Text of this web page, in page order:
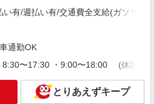
8ｈ可】障がい者デイサービス
格不問/経験不問
円〜2125円 ＜日払い有/週払い有/交
(ガソリン代含む)＞
辺
有/週払い有/交通費全支給(ガソリン
通勤OK
8:30〜17:30 ・9:00〜18:00 (休憩1h
とりあえずキープ